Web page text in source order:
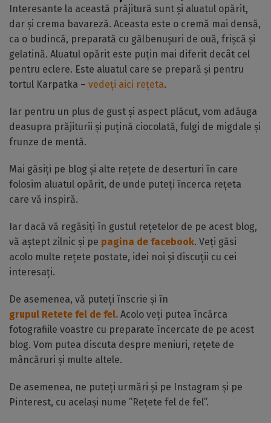
Interesante la această prăjitură sunt și aluatul opărit,
dar și crema bavareză. Aceasta este o cremă mai densă,
ca o budincă, preparată cu gălbenușuri de ouă, frișcă și
gelatină. Aluatul opărit este puțin mai diferit decât cel
pentru eclere. Este aluatul care se prepară și pentru
tortul Karpatka – vedeți aici rețeta.
Iar pentru un plus de gust și aspect plăcut, vom adăuga
deasupra prăjiturii și puțină ciocolată, fulgi de migdale și
frunze de mentă.
Mai găsiți pe blog și alte rețete de deserturi în care
folosim aluatul opărit, de unde puteți încerca rețeta
care vă inspiră.
Iar dacă vă regăsiți în gustul rețetelor de pe acest blog,
vă aștept zilnic și pe pagina de facebook. Veți găsi
acolo multe rețete postate, idei noi și discuții cu cei
interesați.
De asemenea, vă puteți înscrie și în
grupul Retete fel de fel. Acolo veți putea încărca
fotografiile voastre cu preparate încercate de pe acest
blog. Vom putea discuta despre meniuri, rețete de
mâncăruri și multe altele.
De asemenea, ne puteți urmări și pe Instagram și pe
Pinterest, cu același nume ”Rețete fel de fel”.